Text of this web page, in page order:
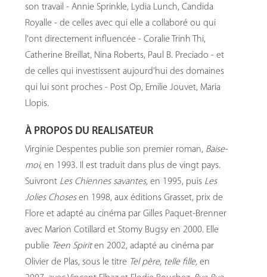
son travail - Annie Sprinkle, Lydia Lunch, Candida
Royalle - de celles avec qui elle a collaboré ou qui
l'ont directement influencée - Coralie Trinh Thi,
Catherine Breillat, Nina Roberts, Paul B. Preciado - et
de celles qui investissent aujourd'hui des domaines
qui lui sont proches - Post Op, Emilie Jouvet, Maria
Llopis.
À PROPOS DU REALISATEUR
Virginie Despentes publie son premier roman, Baise-
moi, en 1993. Il est traduit dans plus de vingt pays.
Suivront Les Chiennes savantes, en 1995, puis Les
Jolies Chosesen 1998, aux éditions Grasset, prix de
Flore et adapté au cinéma par Gilles Paquet-Brenner
avec Marion Cotillard et Stomy Bugsy en 2000. Elle
publie Teen Spiriten 2002, adapté au cinéma par
Olivier de Plas, sous le titre Tel père, telle fille,en